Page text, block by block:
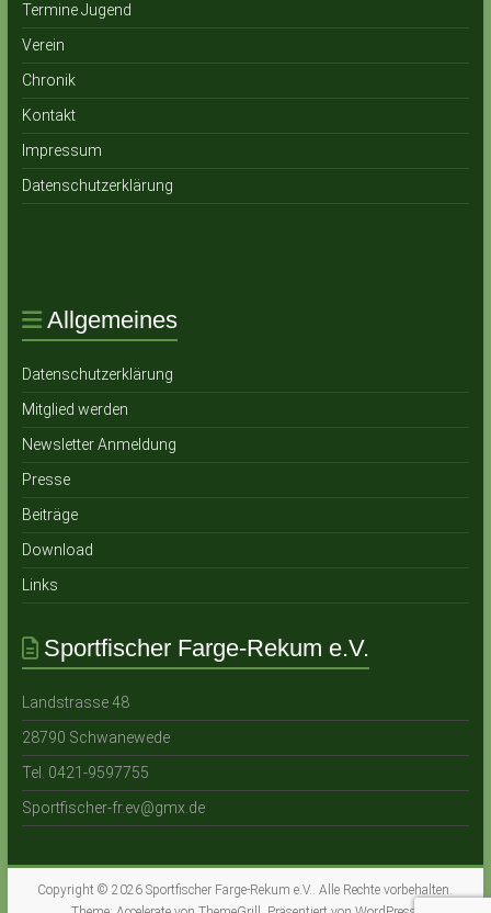
Termine Jugend
Verein
Chronik
Ko ntakt
Impressum
Datenschutzerklärung
Allgemeines
Datenschutzerklärung
Mitglied werden
Newsletter Anmeldung
Presse
Beiträge
Download
Links
Sportfischer Farge-Rekum e.V.
Landstrasse 48
28790 Schwanewede
Tel. 0421-9597755
Sportfischer-fr.ev@gmx.de
Copyright © 2026Sportfischer Farge-Rekum e.V.. Alle Rechte vorbehalten.